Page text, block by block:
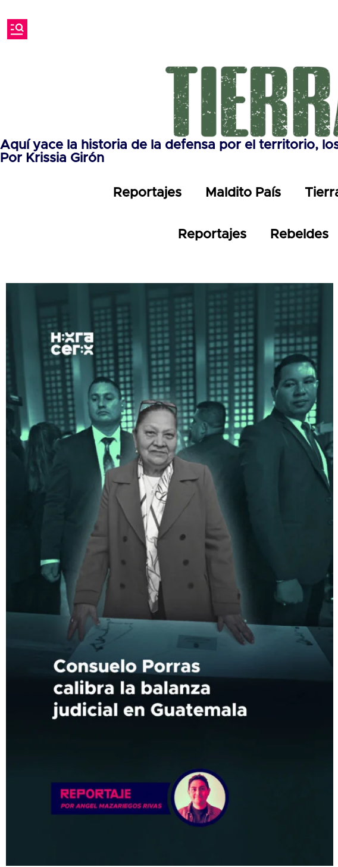
Aquí yace la historia de la defensa por el territorio,
Por Krissia Girón
Reportajes Maldito País
Reportajes Rebeldes